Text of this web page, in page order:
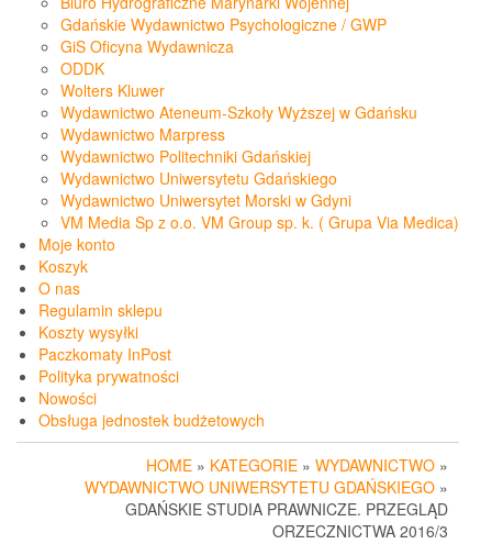
Gdańskie Wydawnictwo Psychologiczne / GWP
GiS Oficyna Wydawnicza
ODDK
Wolters Kluwer
Wydawnictwo Ateneum-Szkoły Wyższej w Gdańsku
Wydawnictwo Marpress
Wydawnictwo Politechniki Gdańskiej
Wydawnictwo Uniwersytetu Gdańskiego
Wydawnictwo Uniwersytet Morski w Gdyni
VM Media Sp z o.o. VM Group sp. k. ( Grupa Via Medica)
Moje konto
Koszyk
O nas
Regulamin sklepu
Koszty wysyłki
Paczkomaty InPost
Polityka prywatności
Nowości
Obsługa jednostek budżetowych
HOME » KATEGORIE » WYDAWNICTWO »
WYDAWNICTWO UNIWERSYTETU GDAŃSKIEGO »
GDAŃSKIE STUDIA PRAWNICZE. PRZEGLĄD
ORZECZNICTWA 2016/3